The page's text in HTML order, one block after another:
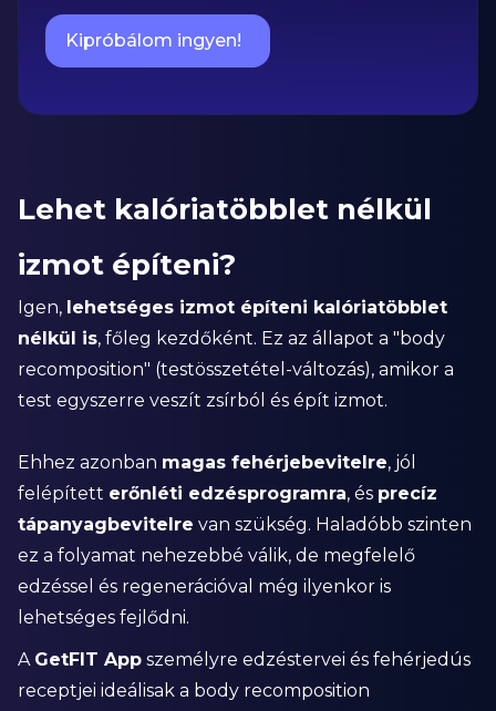
Kipróbálom ingyen!
Lehet kalóriatöbblet nélkül
izmot építeni?
Igen, lehetséges izmot építeni kalóriatöbblet
nélkül is, főleg kezdőként. Ez az állapot a "body
recomposition" (testösszetétel-változás), amikor a
test egyszerre veszít zsírból és épít izmot.
Ehhez azonban magas fehérjebevitelre, jól
felépített erőnléti edzésprogramra, és precíz
tápanyagbevitelre van szükség. Haladóbb szinten
ez a folyamat nehezebbé válik, de megfelelő
edzéssel és regenerációval még ilyenkor is
lehetséges fejlődni.
A GetFIT App személyre edzéstervei és fehérjedús
receptjei ideálisak a body recomposition